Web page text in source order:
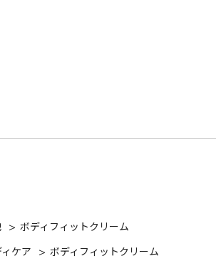
> ボディフィットクリーム
ケア > ボディフィットクリーム